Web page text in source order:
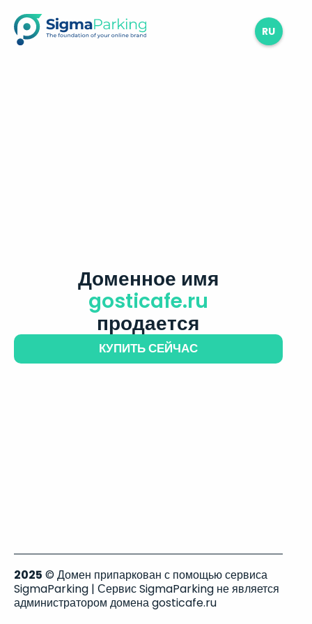
RU
Доменное имя
gosticafe.ru
продается
КУПИТЬ СЕЙЧАС
2025 © Домен припаркован с помощью сервиса
SigmaParking | Сервис SigmaParking не является
администратором домена gosticafe.ru